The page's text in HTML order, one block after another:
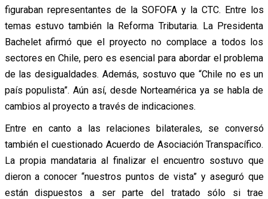
figuraban representantes de la SOFOFA y la CTC. Entre los
temas estuvo también la Reforma Tributaria. La Presidenta
Bachelet afirmó que el proyecto no complace a todos los
sectores en Chile, pero es esencial para abordar el problema
de las desigualdades. Además, sostuvo que “Chile no es un
país populista”. Aún así, desde Norteamérica ya se habla de
cambios al proyecto a través de indicaciones.
Entre en canto a las relaciones bilaterales, se conversó
también el cuestionado Acuerdo de Asociación Transpacífico.
La propia mandataria al finalizar el encuentro sostuvo que
dieron a conocer “nuestros puntos de vista” y aseguró que
están dispuestos a ser parte del tratado sólo si trae